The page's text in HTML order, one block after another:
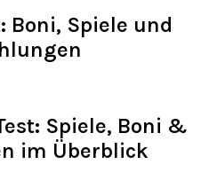
Boni, Spiele und
Spiele, Boni &
im Überblick